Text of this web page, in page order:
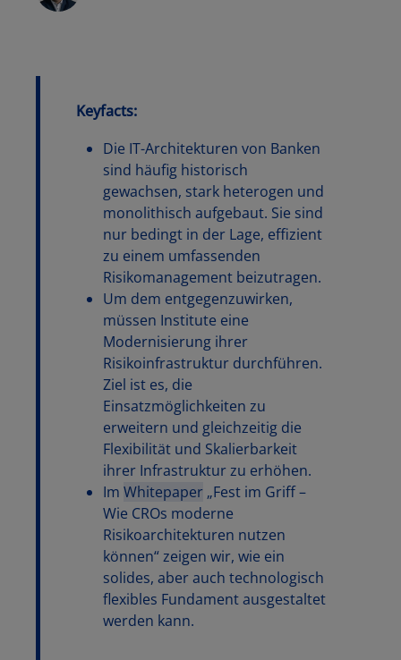
Keyfacts:
Die IT-Architekturen von Banken
sind häufig historisch
gewachsen, stark heterogen und
monolithisch aufgebaut. Sie sind
nur bedingt in der Lage, effizient
zu einem umfassenden
Risikomanagement beizutragen.
Um dem entgegenzuwirken,
müssen Institute eine
Modernisierung ihrer
Risikoinfrastruktur durchführen.
Ziel ist es, die
Einsatzmöglichkeiten zu
erweitern und gleichzeitig die
Flexibilität und Skalierbarkeit
ihrer Infrastruktur zu erhöhen.
Im Whitepaper „Fest im Griff –
Wie CROs moderne
Risikoarchitekturen nutzen
können“ zeigen wir, wie ein
solides, aber auch technologisch
flexibles Fundament ausgestaltet
werden kann.